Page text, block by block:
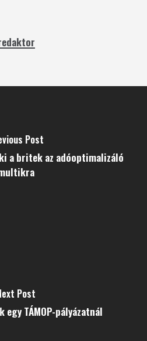
Post
a britek az adóoptimalizáló
Post
egy TÁMOP-pályázatnál